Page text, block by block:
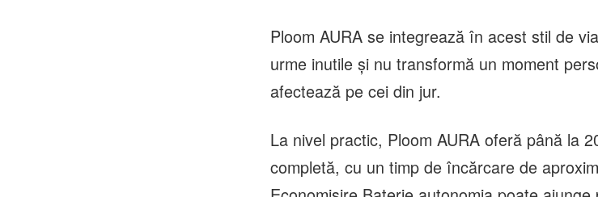
Ploom AURA se integrează în acest stil de
urme inutile și nu transformă un moment
afectează pe cei din jur.
La nivel practic, Ploom AURA oferă până la
completă, cu un timp de încărcare de